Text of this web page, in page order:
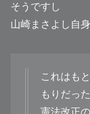
そうですし
山崎まさよし自
これはも
もりだっ